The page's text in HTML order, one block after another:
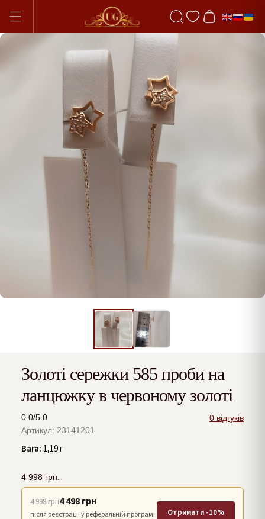
Золоті сережки 585 проби на
ланцюжку в червоному золоті
0.0/5.0
0 відгуків
Артикул: 23141201
Вага: 1,19 г
4 998 грн.
4 998 грн4 498 грн
після реєстрації у реферальній програмі
Отримати -10%